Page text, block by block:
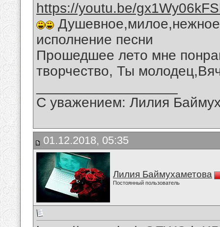
https://youtu.be/
исполнение песни
Прошедшее лето мне
творчество, Ты
С уважением: Лилия
01.12.2018, 05:35
Лилия Баймухаметова
Постоянный пользователь